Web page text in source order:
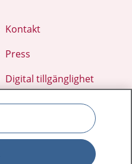
Kontakt
Press
Digital tillgänglighet